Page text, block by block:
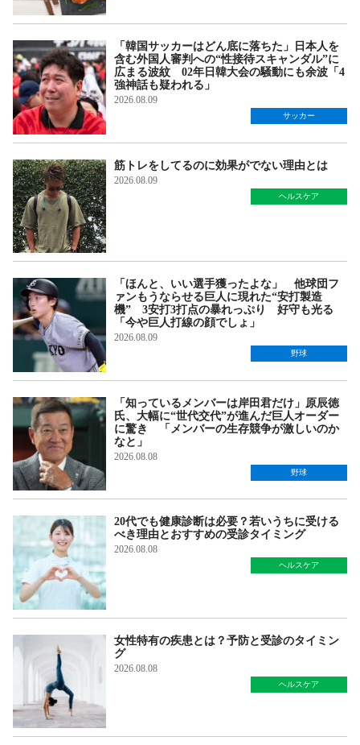
「韓国サッカーはどん底に落ちた」日本人を
含む外国人審判への“性接待スキャンダル”に
広まる波紋 02年日韓大会の騒動にも余波「4
強神話も疑われる」
2026.08.09
サッカー
筋トレをしてるのに効果がでない理由とは
2026.08.09
ヘルスケア
「ほんと、いい選手獲ったよな」 他球団フ
ァンもうならせる巨人に現れた“安打製造
機” 3安打3打点の暴れっぷり 好守も光る
「今や巨人打線の顔でしょ」
2026.08.09
野球
「知っているメンバーは岸田君だけ」原辰徳
氏、大幅に“世代交代”が進んだ巨人オーダー
に驚き 「メンバーの生存競争が激しいのか
なと」
2026.08.08
野球
20代でも健康診断は必要？若いうちに受ける
べき理由とおすすめの受診タイミング
2026.08.08
ヘルスケア
女性特有の疾患とは？予防と受診のタイミン
グ
2026.08.08
ヘルスケア